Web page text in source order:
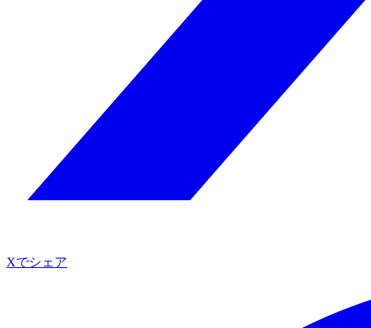
Xでシェア